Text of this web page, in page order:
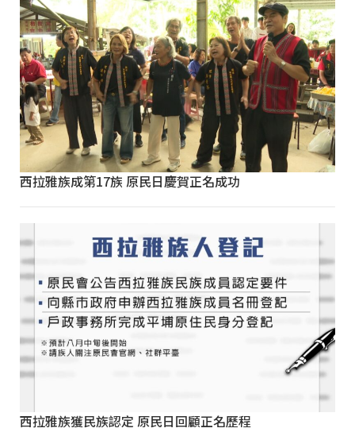
西拉雅族成第17族 原民日慶賀正名成功
西拉雅族獲民族認定 原民日回顧正名歷程